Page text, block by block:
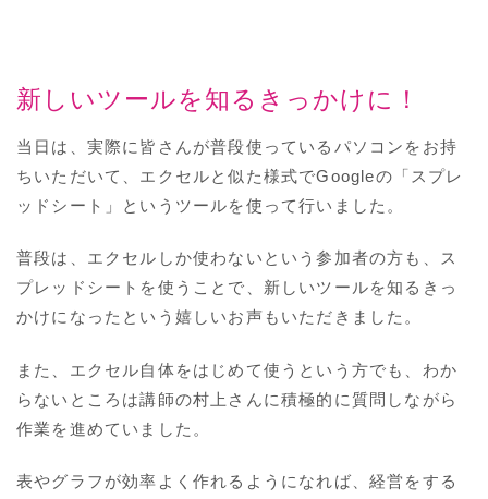
新しいツールを知るきっかけに！
当日は、実際に皆さんが普段使っているパソコンをお持
ちいただいて、エクセルと似た様式でGoogleの「スプレ
ッドシート」というツールを使って行いました。
普段は、エクセルしか使わないという参加者の方も、ス
プレッドシートを使うことで、新しいツールを知るきっ
かけになったという嬉しいお声もいただきました。
また、エクセル自体をはじめて使うという方でも、わか
らないところは講師の村上さんに積極的に質問しながら
作業を進めていました。
表やグラフが効率よく作れるようになれば、経営をする